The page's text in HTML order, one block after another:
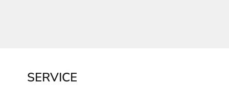
SERVICE